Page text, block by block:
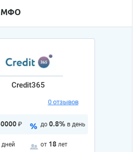
МФО
Credit365
0 отзывов
₽ до 0.8% в день
дней от 18 лет